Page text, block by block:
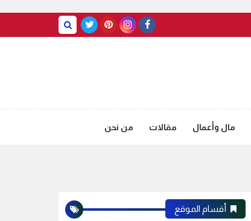
مال وأعمال مقالات من نحن
أقسام الموقع